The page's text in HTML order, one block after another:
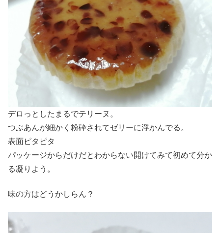
デロっとしたまるでテリーヌ。
つぶあんが細かく粉砕されてゼリーに浮かんでる。
表面ピタピタ
パッケージからだけだとわからない開けてみて初めて分か
る凝りよう。
味の方はどうかしらん？